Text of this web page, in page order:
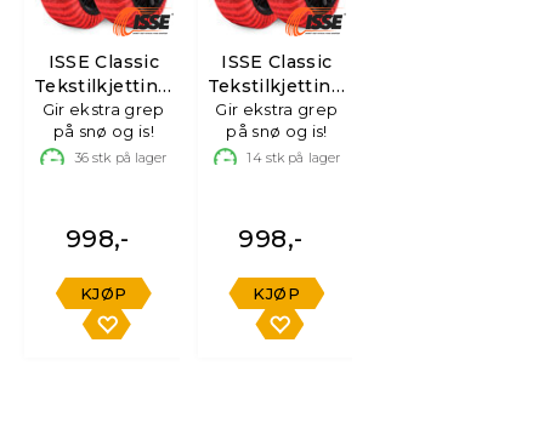
ISSE Classic
Tekstilkjetting,
str 62
Gir ekstra grep
på snø og is!
36 stk på lager
998,-
KJØP
ISSE Classic
Tekstilkjetting,
str 58
Gir ekstra grep
på snø og is!
14stk på lager
998,-
KJØP